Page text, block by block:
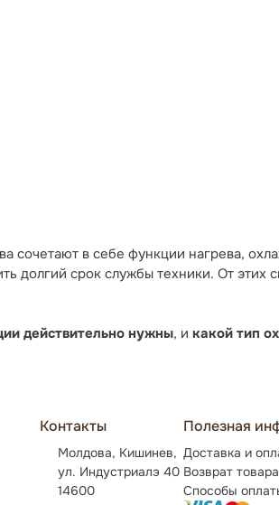
сочетают в себе функции нагрева,
долгий срок службы техники. От этих
действительно нужны, и какой тип
Контакты
Молдова, Кишинев,
ул. Индустриалэ 40
14600
Полезная
Доставка и
Возврат товара
Способы